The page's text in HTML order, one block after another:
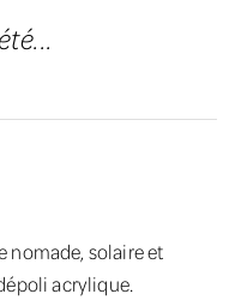
nomade, solaire et
acrylique.